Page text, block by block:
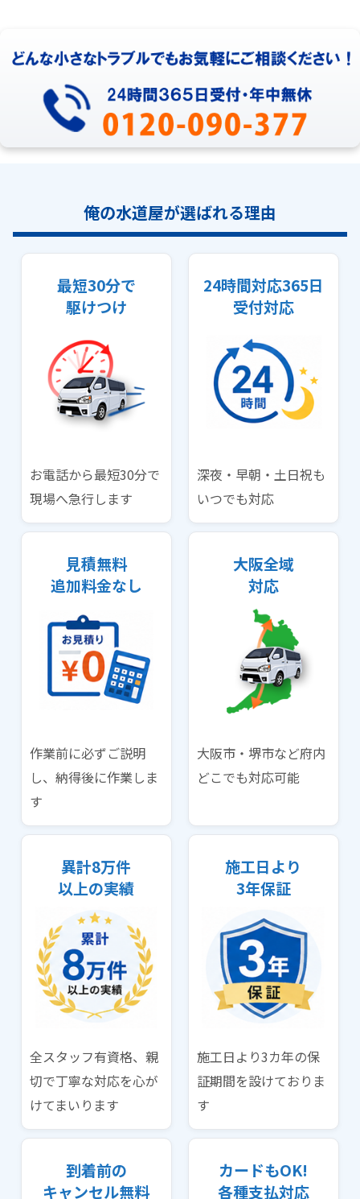
俺の水道屋が選ばれる理由
最短30分で
駆けつけ
お電話から最短30分で
現場へ急行します
24時間対応365日
受付対応
深夜・早朝・土日祝も
いつでも対応
見積無料
追加料金なし
作業前に必ずご説明
し、納得後に作業しま
す
大阪全域
対応
大阪市・堺市など府内
どこでも対応可能
異計8万件
以上の実績
全スタッフ有資格、親
切で丁寧な対応を心が
けてまいります
施工日より
3年保証
施工日より3カ年の保
証期間を設けておりま
す
到着前の
キャンセル無料
カードもOK!
各種支払対応